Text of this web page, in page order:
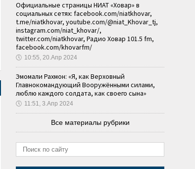
Официальные страницы НИАТ «Ховар» в
социальных сетях: facebook.com/niatkhovar,
t.me/niatkhovar, youtube.com/@niat_Khovar_tj,
instagram.com/niat_khovar/,
twitter.com/niatkhovar, Радио Ховар 101.5 fm,
facebook.com/khovarfm/
🕔 10:55, 20.Апр 2024
Эмомали Рахмон: «Я, как Верховный
Главнокомандующий Вооружёнными силами,
люблю каждого солдата, как своего сына»
🕔 11:51, 3.Апр 2024
Все материалы рубрики